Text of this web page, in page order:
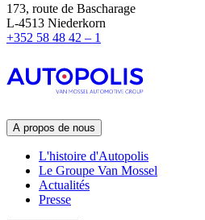
173, route de Bascharage
L-4513 Niederkorn
+352 58 48 42 – 1
A propos de nous
L'histoire d'Autopolis
Le Groupe Van Mossel
Actualités
Presse